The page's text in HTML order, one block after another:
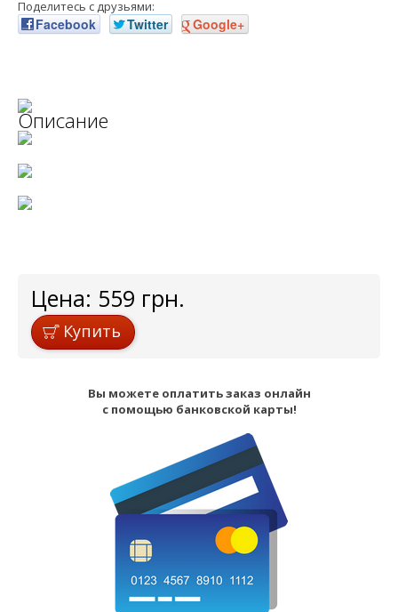
Поделитесь с друзьями:
Facebook Twitter Google+
Описание
Цена: 559 грн.
Купить
Вы можете оплатить заказ онлайн
с помощью банковской карты!